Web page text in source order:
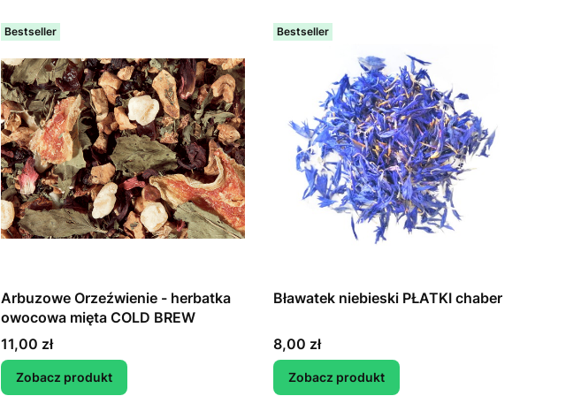
Bestseller
Arbuzowe Orzeźwienie - herbatka
owocowa mięta COLD BREW
Cena
11,00 zł
Zobacz produkt
Bestseller
Bławatek niebieski PŁATKI chaber
Cena
8,00 zł
Zobacz produkt